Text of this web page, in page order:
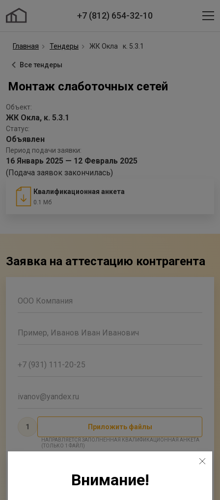
+7 (812) 654-32-10
Главная Тендеры ЖК Окла к. 5.3.1
Все тендеры
Монтаж слаботочных сетей
Объект:
ЖК Окла, к. 5.3.1
Статус:
Объявлен
Период подачи заявки:
16 Январь 2025 — 12 Февраль 2025
(Подача заявок закончилась)
Квалификационная анкета
0.1 Мб
Заявка на аттестацию контрагента
ООО Компания
Пример, Иванов Иван Иванович
+7 (931) 111-20-25
ivanov@yandex.ru
1 Приложить файлы
НАПРАВЛЯЕТСЯ ЗАПОЛНЕННАЯ КВАЛИФИКАЦИОННАЯ АНКЕТА
(ТОЛЬКО 1 ФАЙЛ)
Внимание!